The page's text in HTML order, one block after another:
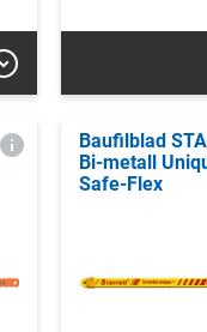
Baufilblad
Bi-metall
Safe-Flex